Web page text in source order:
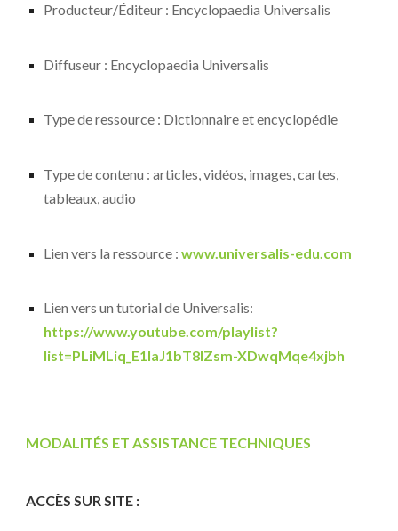
Producteur/Éditeur : Encyclopaedia Universalis
Diffuseur : Encyclopaedia Universalis
Type de ressource : Dictionnaire et encyclopédie
Type de contenu : articles, vidéos, images, cartes,
tableaux, audio
Lien vers la ressource :www.universalis-edu.com
Lien vers un tutorial de Universalis:
https://www.youtube.com/playlist?
list=PLiMLiq_E1laJ1bT8IZsm-XDwqMqe4xjbh
MODALITÉS ET ASSISTANCE TECHNIQUES
ACCÈS SUR SITE :